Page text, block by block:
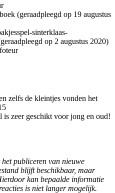
(geraadpleegd op 19 augustus
sinterklaas-
op 2 augustus 2020)
zelfs de kleintjes vonden het
is zeer geschikt voor jong en oud!
publiceren van nieuwe
blijft beschikbaar, maar
kan bepaalde informatie
is niet langer mogelijk.